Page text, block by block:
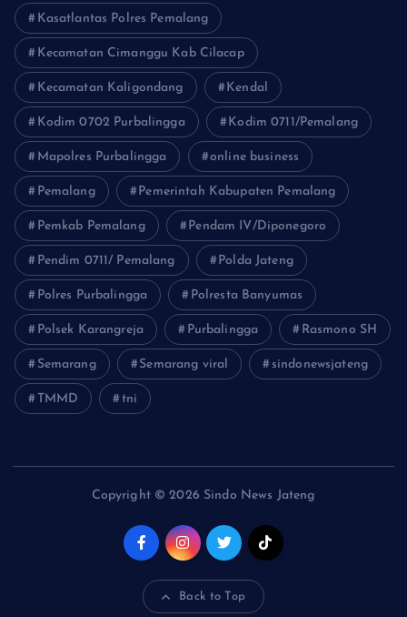
Kasatlantas Polres Pemalang
Kecamatan Cimanggu Kab Cilacap
Kecamatan Kaligondang Kendal
Kodim 0702 Purbalingga Kodim 0711/Pemalang
Mapolres Purbalingga online business
Pemalang Pemerintah Kabupaten Pemalang
Pemkab Pemalang Pendam IV/Diponegoro
Pendim 0711/ Pemalang Polda Jateng
Polres Purbalingga Polresta Banyumas
Polsek Karangreja Purbalingga Rasmono SH
Semarang Semarang viral sindonewsjateng
TMMD tni
Copyright © 2026 Sindo News Jateng
Back to Top